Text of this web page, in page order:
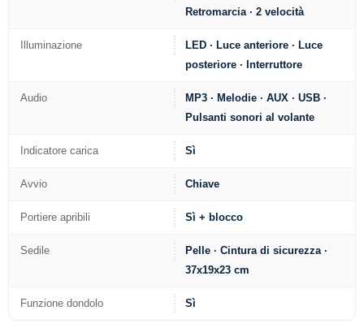
Retromarcia · 2 velocità
Illuminazione
LED · Luce anteriore · Luce
posteriore · Interruttore
Audio
MP3 · Melodie · AUX · USB ·
Pulsanti sonori al volante
Indicatore carica Sì
Avvio Chiave
Portiere apribili Sì + blocco
Sedile
Pelle · Cintura di sicurezza ·
37x19x23 cm
Funzione dondolo Sì